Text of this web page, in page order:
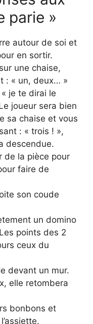
parie »
autour de soi et
en sortir.
une chaise,
: « un, deux… »
je te dirai le
joueur sera bien
sa chaise et vous
: « trois ! »,
descendue.
de la pièce pour
faire de
son coude
un domino
points des 2
ceux du
devant un mur.
elle retombera
bonbons et